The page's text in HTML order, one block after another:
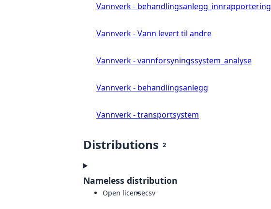
Vannverk - behandlingsanlegg_innrapportering
Vannverk - Vann levert til andre
Vannverk - vannforsyningssystem_analyse
Vannverk - behandlingsanlegg
Vannverk - transportsystem
Distributions 2
Nameless distribution
Open licensecsv